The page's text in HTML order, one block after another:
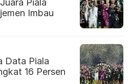
Piala
Imbau
Data Piala
16 Persen